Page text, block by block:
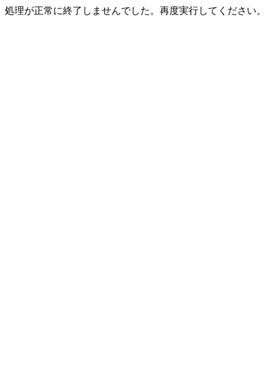
処理が正常に終了しませんでした。再度実行してください。